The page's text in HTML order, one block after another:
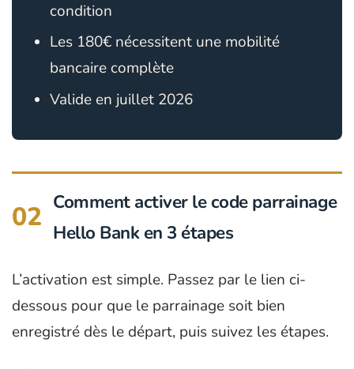
condition
Les 180€ nécessitent une mobilité
bancaire complète
Valide en juillet 2026
02 Comment activer le code parrainage
Hello Bank en 3 étapes
L’activation est simple. Passez par le lien ci-
dessous pour que le parrainage soit bien
enregistré dès le départ, puis suivez les étapes.